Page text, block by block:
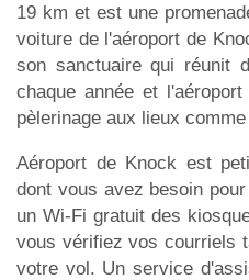
19 km et est une
voiture de l'aéroport de
son sanctuaire qui réunit
chaque année et
pèlerinage aux lieux
Aéroport de Knock est
dont vous avez besoin
un Wi-Fi gratuit des
vous vérifiez vos courriels
votre vol. Un service